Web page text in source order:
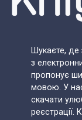
Шукаєте, де
з
пропонує
мовою. У
скачати
реєстрації.